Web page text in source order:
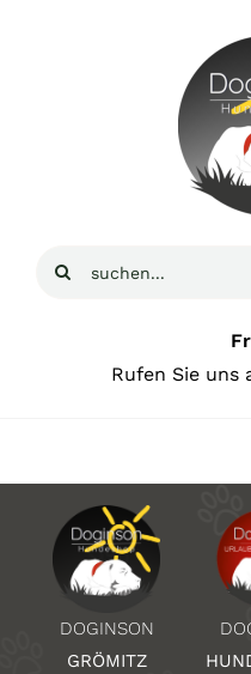
Suche
Rufen Sie uns
Home
Über Uns
DOGINSON
GRÖMITZ